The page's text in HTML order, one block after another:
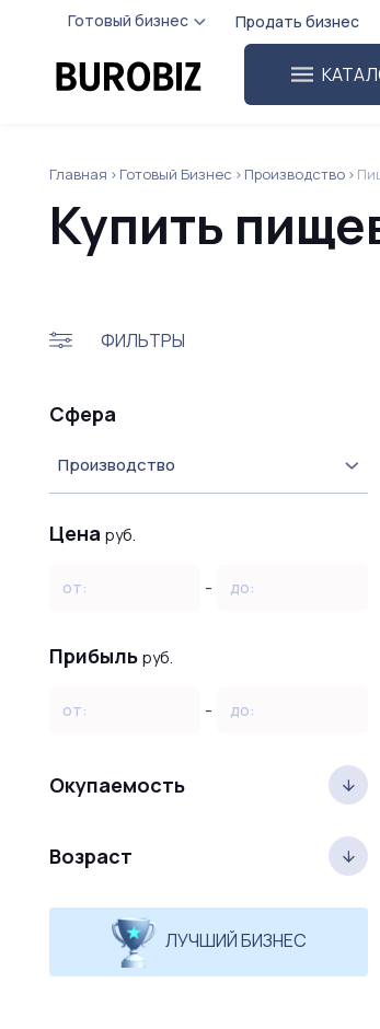
Готовый бизнес Продать бизнес
Главная Готовый Бизнес Производство
Купить
ФИЛЬТРЫ
Сфера
Производство
Цена руб.
от: - до:
Прибыль руб.
от: - до:
Окупаемость
Возраст
ЛУЧШИЙ БИЗНЕС